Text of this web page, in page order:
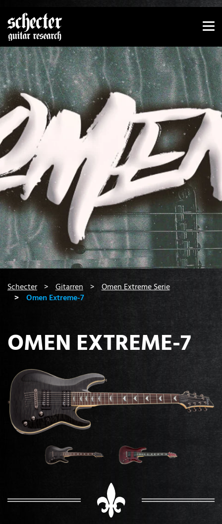
Zeige besser passende Version dieser Seite
Diese Meldung nicht mehr anzeigen
Schecter Gitarren
Omen Extreme Serie
Omen Extreme-7
OMEN EXTREME-7